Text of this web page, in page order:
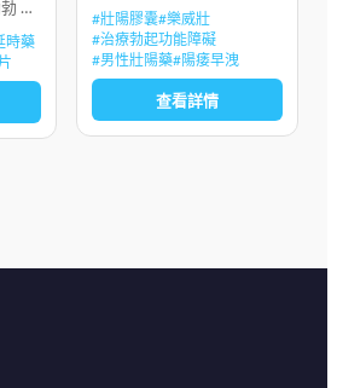
+
峰
時藥
風
#壯陽膠囊#樂威壯
#治療勃起功能障礙
#男性壯陽藥#陽痿早洩
查看詳情